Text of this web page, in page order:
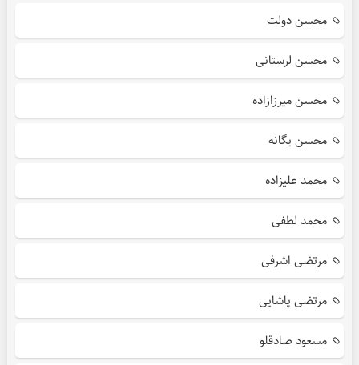
محسن دولت
محسن لرستانی
محسن میرزازاده
محسن یگانه
محمد علیزاده
محمد لطفی
مرتضی اشرفی
مرتضی پاشایی
مسعود صادقلو